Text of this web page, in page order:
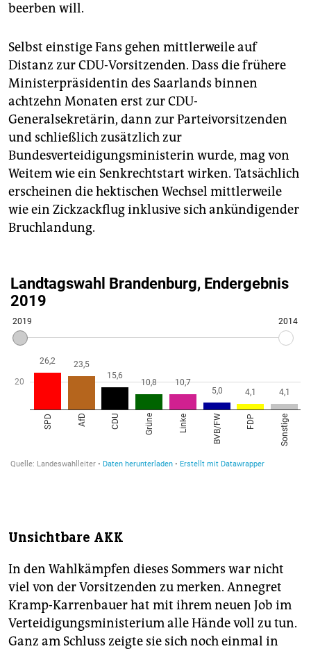
beerben will.
Selbst einstige Fans gehen mittlerweile auf
Distanz zur CDU-Vorsitzenden. Dass die frühere
Ministerpräsidentin des Saarlands binnen
achtzehn Monaten erst zur CDU-
Generalsekretärin, dann zur Parteivorsitzenden
und schließlich zusätzlich zur
Bundesverteidigungsministerin wurde, mag von
Weitem wie ein Senkrechtstart wirken. Tatsächlich
erscheinen die hektischen Wechsel mittlerweile
wie ein Zickzackflug inklusive sich ankündigender
Bruchlandung.
Unsichtbare AKK
In den Wahlkämpfen dieses Sommers war nicht
viel von der Vorsitzenden zu merken. Annegret
Kramp-Karrenbauer hat mit ihrem neuen Job im
Verteidigungsministerium alle Hände voll zu tun.
Ganz am Schluss zeigte sie sich noch einmal in